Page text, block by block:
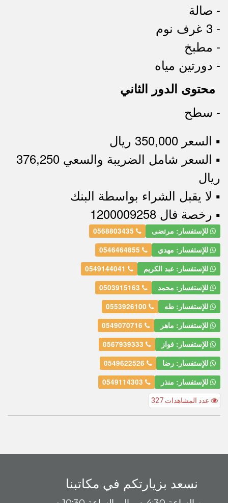
- صالة
- 3 غرف نوم
- مطبخ
- دورتين مياه
محتوى الدور الثاني
- سطح
▪︎ السعر 350,000 ريال
▪︎ السعر شامل الضريبة والسعي 376,250
ريال
▪︎ لا يقبل الشراء بواسطة البنك
▪︎ رخصة فال 1200009258
للإستفسار: مرتضى
للإستفسار: مهدي
للإستفسار: عبد الكريم
للإستفسار: محمد
للإستفسار: طه
للإستفسار: ماهر
للإستفسار: فواز
للإستفسار: رضا
للإستفسار: منذر
عدد المشاهدات 327
نسعد بزيارتكم في مكاتبنا